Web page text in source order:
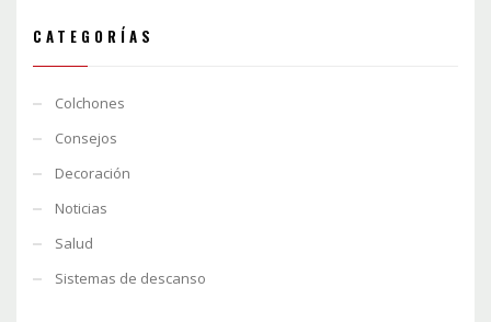
CATEGORÍAS
Colchones
Consejos
Decoración
Noticias
Salud
Sistemas de descanso